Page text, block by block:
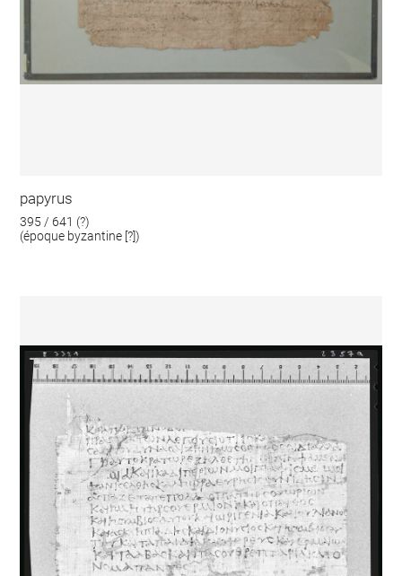
papyrus
395 / 641 (?)
(époque byzantine [?])